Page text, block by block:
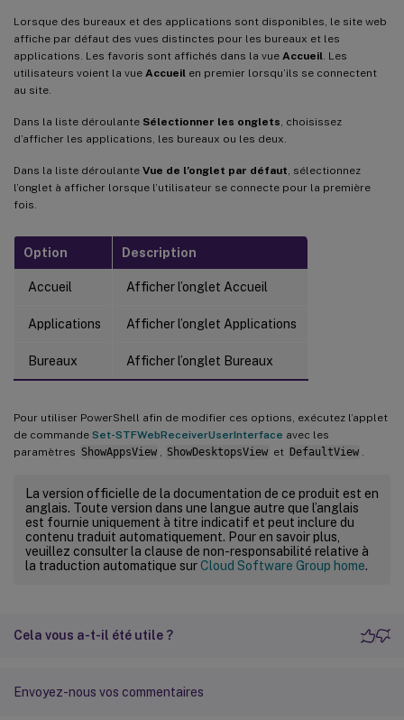
Lorsque des bureaux et des applications sont disponibles, le site web
affiche par défaut des vues distinctes pour les bureaux et les
applications. Les favoris sont affichés dans la vue Accueil. Les
utilisateurs voient la vue Accueil en premier lorsqu’ils se connectent
au site.
Dans la liste déroulante Sélectionner les onglets, choisissez
d’afficher les applications, les bureaux ou les deux.
Dans la liste déroulante Vue de l’onglet par défaut, sélectionnez
l’onglet à afficher lorsque l’utilisateur se connecte pour la première
fois.
Option Description
Accueil Afficher l’onglet Accueil
Applications Afficher l’onglet Applications
Bureaux Afficher l’onglet Bureaux
Pour utiliser PowerShell afin de modifier ces options, exécutez l’applet
de commande Set-STFWebReceiverUserInterface avec les
paramètres ShowAppsView , ShowDesktopsView et DefaultView .
La version officielle de la documentation de ce produit est en
anglais. Toute version dans une langue autre que l’anglais
est fournie uniquement à titre indicatif et peut inclure du
contenu traduit automatiquement. Pour en savoir plus,
veuillez consulter la clause de non-responsabilité relative à
la traduction automatique surCloud Software Group home.
Cela vous a-t-il été utile ?
Envoyez-nous vos commentaires